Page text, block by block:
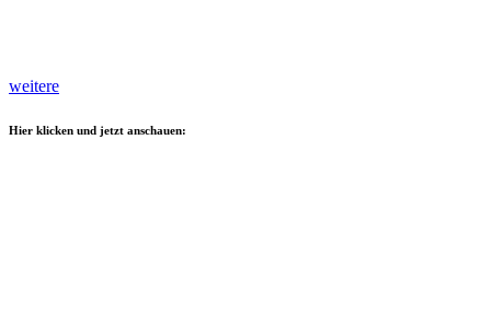
weitere
Hier klicken und jetzt anschauen: